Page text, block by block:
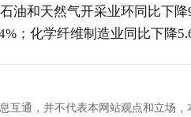
油和天然气开采业环同比下降
；化学纤维制造业同比下降
互通，并不代表本网站观点和立场